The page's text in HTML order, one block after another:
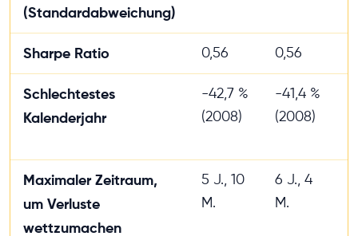
(Standardabweichung)
Sharpe Ratio 0,56 0,56
Schlechtestes
Kalenderjahr
-42,7 %
(2008)
-41,4 %
(2008)
Maximaler Zeitraum,
um Verluste
wettzumachen
5 J., 10
M.
6 J., 4
M.